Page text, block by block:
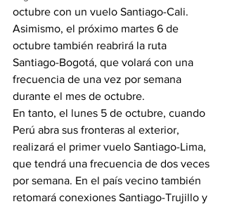
octubre con un vuelo Santiago-Cali.
Asimismo, el próximo martes 6 de
octubre también reabrirá la ruta
Santiago-Bogotá, que volará con una
frecuencia de una vez por semana
durante el mes de octubre.
En tanto, el lunes 5 de octubre, cuando
Perú abra sus fronteras al exterior,
realizará el primer vuelo Santiago-Lima,
que tendrá una frecuencia de dos veces
por semana. En el país vecino también
retomará conexiones Santiago-Trujillo y